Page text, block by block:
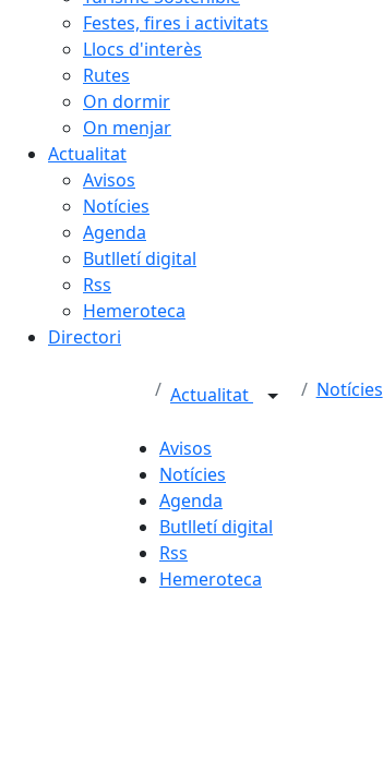
Festes, fires i activitats
Llocs d'interès
Rutes
On dormir
On menjar
Actualitat
Avisos
Notícies
Agenda
Butlletí digital
Rss
Hemeroteca
Directori
Actualitat Notícies
Avisos
Notícies
Agenda
Butlletí digital
Rss
Hemeroteca